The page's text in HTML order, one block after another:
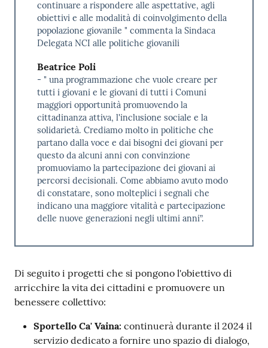
continuare a rispondere alle aspettative, agli
obiettivi e alle modalità di coinvolgimento della
popolazione giovanile " commenta la Sindaca
Delegata NCI alle politiche giovanili
Beatrice Poli
- " una programmazione che vuole creare per
tutti i giovani e le giovani di tutti i Comuni
maggiori opportunità promuovendo la
cittadinanza attiva, l'inclusione sociale e la
solidarietà. Crediamo molto in politiche che
partano dalla voce e dai bisogni dei giovani per
questo da alcuni anni con convinzione
promuoviamo la partecipazione dei giovani ai
percorsi decisionali. Come abbiamo avuto modo
di constatare, sono molteplici i segnali che
indicano una maggiore vitalità e partecipazione
delle nuove generazioni negli ultimi anni”.
Di seguito i progetti che si pongono l'obiettivo di
arricchire la vita dei cittadini e promuovere un
benessere collettivo:
Sportello Ca' Vaina: continuerà durante il 2024 il
servizio dedicato a fornire uno spazio di dialogo,